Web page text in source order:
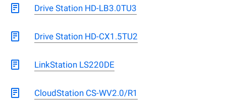
Drive Station HD-LB3.0TU3
Drive Station HD-CX1.5TU2
LinkStation LS220DE
CloudStation CS-WV2.0/R1